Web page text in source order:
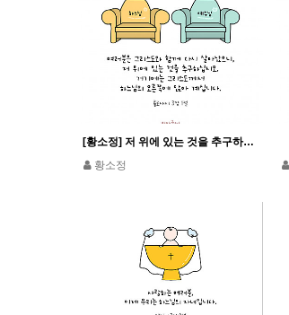
[황소정] 저 위에 있는 것을 추구하십시오
황소정